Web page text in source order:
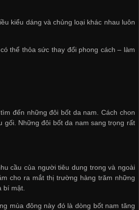
kiểu dáng và chủng loại khác nhau luôn
thể thỏa sức thay đổi phong cách – làm
đến những đôi bốt da nam. Cách chon
gối. Những đôi bốt da nam sang trọng rất
cầu của người tiêu dung trong và ngoài
cho ra mắt thị trường hàng trăm những
bí mật.
mùa đông này đó là dòng bốt nam tăng